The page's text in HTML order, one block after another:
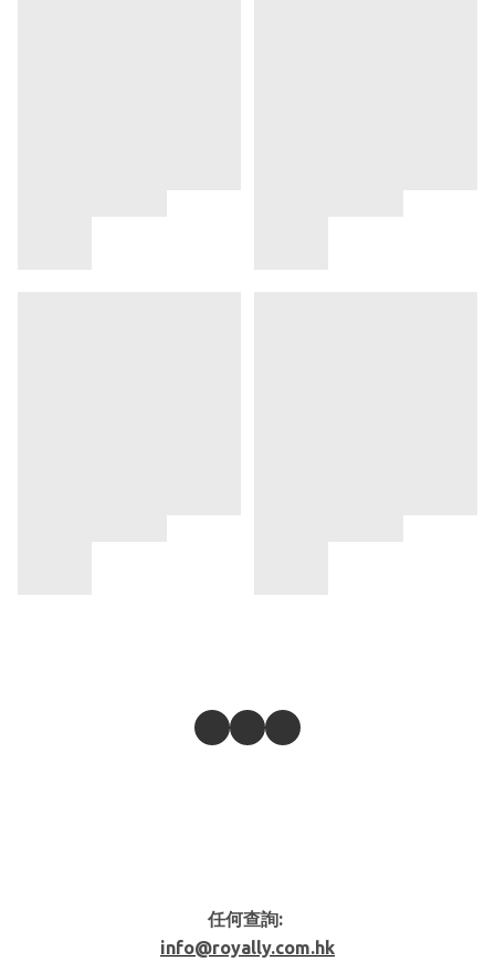
任何查詢:
info@royally.com.hk